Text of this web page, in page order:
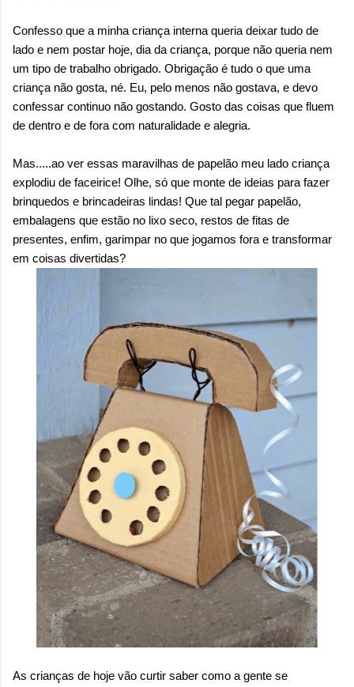
Patrícia Galvão em parceria com o Instituto
Locomotiva, divulgada em setembro de 2024,
mostrou um dado alarmante: que 97% das
brasileiras sentem medo de sofrer violência
quando se deslocam pela cidade. A mesma
pesquisa aponta que 71% das mulheres já
deslocamentos urbanos. Entre mulheres negras
e LBT, os índices sobem ainda mais. Isso não é
sensação isolada. Se per...
Confesso que a minha criança interna queria deixar tudo de
lado e nem postar hoje, dia da criança, porque não queria nem
um tipo de trabalho obrigado. Obrigação é tudo o que uma
criança não gosta, né. Eu, pelo menos não gostava, e devo
confessar continuo não gostando. Gosto das coisas que fluem
de dentro e de fora com naturalidade e alegria.
Mas.....ao ver essas maravilhas de papelão meu lado criança
explodiu de faceirice! Olhe, só que monte de ideias para fazer
brinquedos e brincadeiras lindas! Que tal pegar papelão,
embalagens que estão no lixo seco, restos de fitas de
presentes, enfim, garimpar no que jogamos fora e transformar
em coisas divertidas?
As crianças de hoje vão curtir saber como a gente se